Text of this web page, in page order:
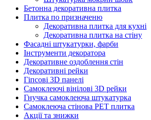
Бетонна декоративна плитка
Плитка по призначеню
Декоративна плитка для кухні
Декоративна плитка на стіну
Фасадні штукатурки, фарби
Інструменти декоратора
Декоративне оздоблення стін
Декоративні рейки
Гіпсові 3D панелі
Самоклеючі вінілові 3D рейки
Гнучка самоклеюча штукатурка
Самоклеюча стінова PET плитка
Акції та знижки